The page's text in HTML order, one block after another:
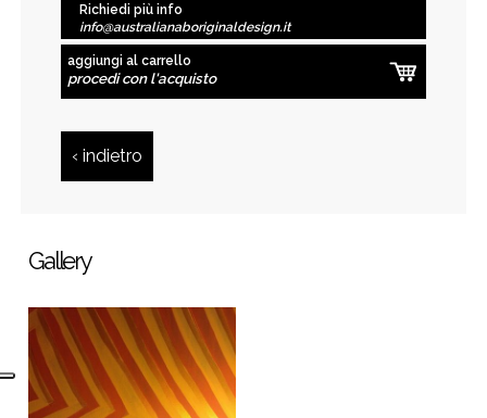
Richiedi più info
info@australianaboriginaldesign.it
aggiungi al carrello
procedi con l'acquisto
‹ indietro
Gallery